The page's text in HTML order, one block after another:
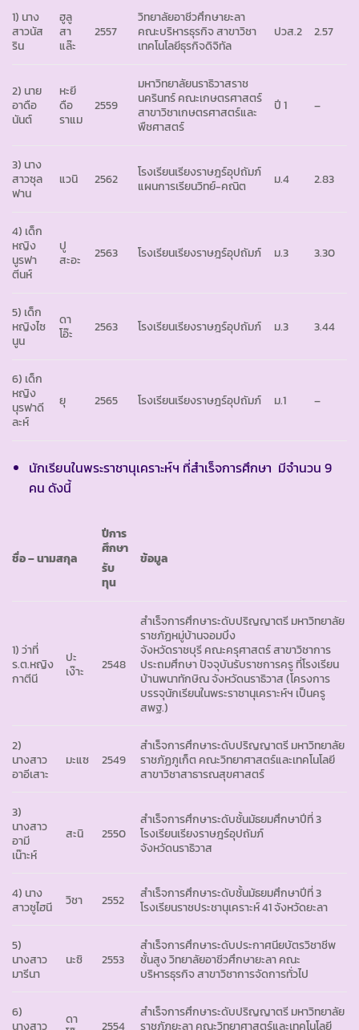
1) นาง
สาวนัส
ริน
ฮูลู
สา
แล๊ะ
2557
วิทยาลัยอาชีวศึกษายะลา
คณะบริหารธุรกิจ สาขาวิชา
เทคโนโลยีธุรกิจดิจิทัล
ปวส.2 2.57
2) นาย
อาดือ
นันต์
หะยี
ดือ
ราแม
2559
มหาวิทยาลัยนราธิวาสราช
นครินทร์ คณะเกษตรศาสตร์
สาขาวิชาเกษตรศาสตร์และ
พืชศาสตร์
ปี 1 –
3) นาง
สาวซุล
ฟาน
แวนิ 2562
โรงเรียนเรียงราษฎร์อุปถัมภ์
แผนการเรียนวิทย์-คณิต
ม.4 2.83
4) เด็ก
หญิง
นูรฟา
ตีนห์
ปู
สะอะ
2563 โรงเรียนเรียงราษฎร์อุปถัมภ์ ม.3 3.30
5) เด็ก
หญิงไซ
นูน
ดา
โอ๊ะ
2563 โรงเรียนเรียงราษฎร์อุปถัมภ์ ม.3 3.44
6) เด็ก
หญิง
นุรฟาดี
ละห์
ยุ 2565 โรงเรียนเรียงราษฎร์อุปถัมภ์ ม.1 –
นักเรียนในพระราชานุเคราะห์ฯ ที่สำเร็จการศึกษา มีจำนวน 9
คน ดังนี้
ชื่อ – นามสกุล
ปีการ
ศึกษา
รับ
ทุน
ข้อมูล
1) ว่าที่
ร.ต.หญิง
กาตีนี
ปะ
เง๊าะ
2548
สำเร็จการศึกษาระดับปริญญาตรี มหาวิทยาลัย
ราชภัฏหมู่บ้านจอมบึง
จังหวัดราชบุรี คณะครุศาสตร์ สาขาวิชาการ
ประถมศึกษา ปัจจุบันรับราชการครู ที่โรงเรียน
บ้านพนาทักษิณ จังหวัดนราธิวาส (โครงการ
บรรจุนักเรียนในพระราชานุเคราะห์ฯ เป็นครู
สพฐ.)
2)
นางสาว
อาอีเสาะ
มะแซ 2549
สำเร็จการศึกษาระดับปริญญาตรี มหาวิทยาลัย
ราชภัฏภูเก็ต คณะวิทยาศาสตร์และเทคโนโลยี
สาขาวิชาสาธารณสุขศาสตร์
3)
นางสาว
อามี
เน๊าะห์
สะนิ 2550
สำเร็จการศึกษาระดับชั้นมัธยมศึกษาปีที่ 3
โรงเรียนเรียงราษฎร์อุปถัมภ์
จังหวัดนราธิวาส
4) นาง
สาวซูไฮนี
วิชา 2552
สำเร็จการศึกษาระดับชั้นมัธยมศึกษาปีที่ 3
โรงเรียนราชประชานุเคราะห์ 41 จังหวัดยะลา
5)
นางสาว
มารีนา
นะซิ 2553
สำเร็จการศึกษาระดับประกาศนียบัตรวิชาชีพ
ชั้นสูง วิทยาลัยอาชีวศึกษายะลา คณะ
บริหารธุรกิจ สาขาวิชาการจัดการทั่วไป
6)
นางสาว
ดา
2554
สำเร็จการศึกษาระดับปริญญาตรี มหาวิทยาลัย
ราชภัฏยะลา คณะวิทยาศาสตร์และเทคโนโลยี